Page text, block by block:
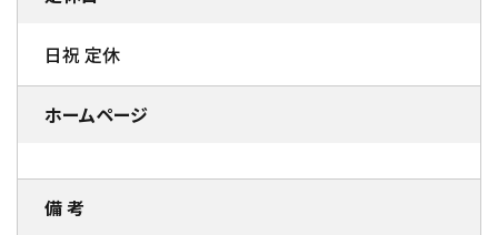
日祝 定休
ホームページ
備 考